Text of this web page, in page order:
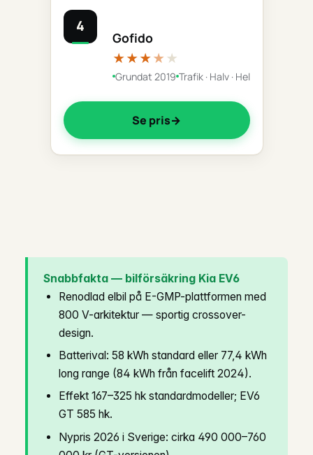
4
Gofido
★★★★★
Grundat 2019 Trafik · Halv · Hel
Se pris
Snabbfakta — bilförsäkring Kia EV6
Renodlad elbil på E-GMP-plattformen med
800 V-arkitektur — sportig crossover-
design.
Batterival: 58 kWh standard eller 77,4 kWh
long range (84 kWh från facelift 2024).
Effekt 167–325 hk standardmodeller; EV6
GT 585 hk.
Nypris 2026 i Sverige: cirka 490 000–760